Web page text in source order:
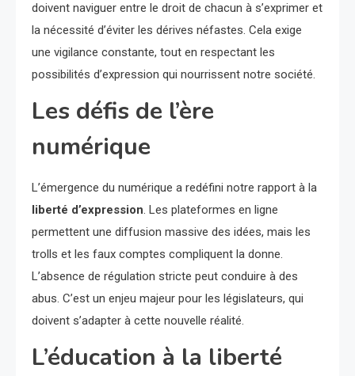
doivent naviguer entre le droit de chacun à s’exprimer et
la nécessité d’éviter les dérives néfastes. Cela exige
une vigilance constante, tout en respectant les
possibilités d’expression qui nourrissent notre société.
Les défis de l’ère
numérique
L’émergence du numérique a redéfini notre rapport à la
liberté d’expression. Les plateformes en ligne
permettent une diffusion massive des idées, mais les
trolls et les faux comptes compliquent la donne.
L’absence de régulation stricte peut conduire à des
abus. C’est un enjeu majeur pour les législateurs, qui
doivent s’adapter à cette nouvelle réalité.
L’éducation à la liberté